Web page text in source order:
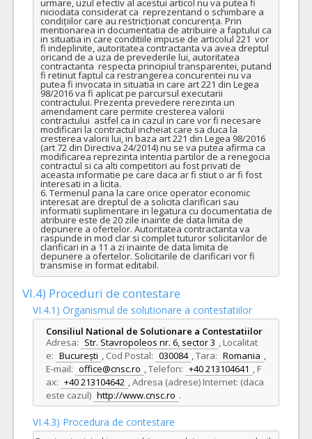
urmare, uzul efectiv al acestui articol nu va putea fi
niciodata considerat ca  reprezentand o schimbare a
condițiilor care au restricționat concurența. Prin
mentionarea in documentatia de atribuire a faptului ca
in situatia in care conditiile impuse de articolul 221  vor
fi indeplinite, autoritatea contractanta va avea dreptul
oricand de a uza de prevederile lui, autoritatea
contractanta  respecta principiul transparentei, putand
fi retinut faptul ca restrangerea concurentei nu va
putea fi invocata in situatia in care art 221 din Legea
98/2016 va fi aplicat pe parcursul executarii
contractului. Prezenta prevedere rerezinta un
amendament care permite cresterea valorii
contractului  astfel ca in cazul in care vor fi necesare
modificari la contractul incheiat care sa duca la
cresterea valorii lui, in baza art 221 din Legea 98/2016
(art 72 din Directiva 24/2014) nu se va putea afirma ca
modificarea reprezinta intentia partilor de a renegocia
contractul si ca alti competitori au fost privati de
aceasta informatie pe care daca ar fi stiut o ar fi fost
interesati in a licita.
6. Termenul pana la care orice operator economic
interesat are dreptul de a solicita clarificari sau
informatii suplimentare in legatura cu documentatia de
atribuire este de 20 zile inainte de data limita de
depunere a ofertelor. Autoritatea contractanta va
raspunde in mod clar si complet tuturor solicitarilor de
clarificari in a 11 a zi inainte de data limita de
depunere a ofertelor. Solicitarile de clarificari vor fi
transmise in format editabil.
VI.4) Proceduri de contestare
VI.4.1) Organismul de solutionare a contestatiilor
Consiliul National de Solutionare a Contestatiilor
Adresa: Str. Stavropoleos nr. 6, sector 3 , Localitat
e: București , Cod Postal: 030084 ,Tara: Romania ,
E-mail: office@cnsc.ro ,Telefon: +40 213104641 , F
ax: +40 213104642 ,Adresa (adrese) Internet: (daca
este cazul) http://www.cnsc.ro .
VI.4.3) Procedura de contestare